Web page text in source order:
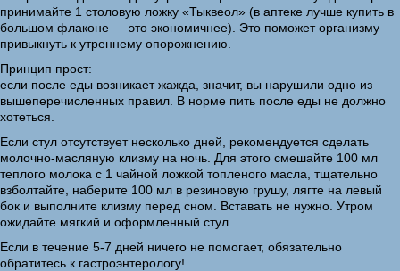
принимайте 1 столовую ложку «Тыквеол» (в аптеке лучше купить в
большом флаконе — это экономичнее). Это поможет организму
привыкнуть к утреннему опорожнению.
Принцип прост:
если после еды возникает жажда, значит, вы нарушили одно из
вышеперечисленных правил. В норме пить после еды не должно
хотеться.
Если стул отсутствует несколько дней, рекомендуется сделать
молочно-масляную клизму на ночь. Для этого смешайте 100 мл
теплого молока с 1 чайной ложкой топленого масла, тщательно
взболтайте, наберите 100 мл в резиновую грушу, лягте на левый
бок и выполните клизму перед сном. Вставать не нужно. Утром
ожидайте мягкий и оформленный стул.
Если в течение 5-7 дней ничего не помогает, обязательно
обратитесь к гастроэнтерологу!